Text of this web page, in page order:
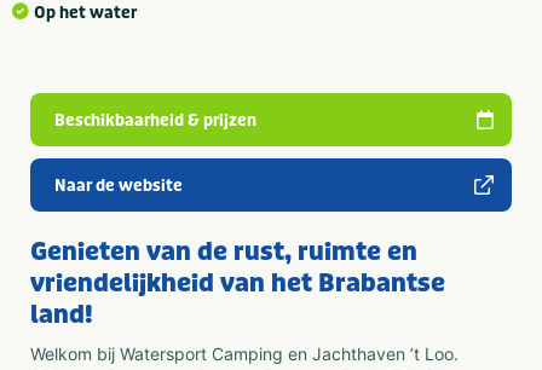
Op het water
Beschikbaarheid & prijzen
Naar de website
Genieten van de rust, ruimte en
vriendelijkheid van het Brabantse
land!
Welkom bij Watersport Camping en Jachthaven ’t Loo.